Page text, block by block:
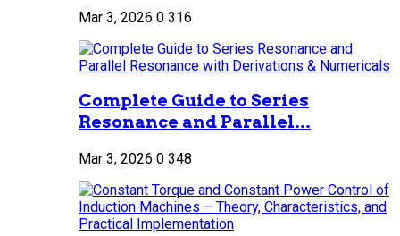
Mar 3, 2026 0 316
Complete Guide to Series
Resonance and Parallel...
Mar 3, 2026 0 348